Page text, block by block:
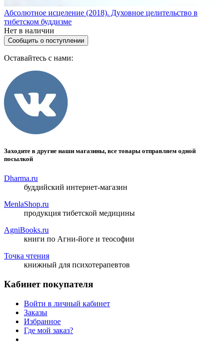
Абсолютное исцеление (2018). Духовное целительство в
тибетском буддизме
Нет в наличии
Сообщить о поступлении
Оставайтесь с нами:
Заходите в другие наши магазины, все товары отправляем одной
посылкой
Dharma.ru
буддийский интернет-магазин
MenlaShop.ru
продукция тибетской медицины
AgniBooks.ru
книги по Агни-йоге и теософии
Точка чтения
книжный для психотерапевтов
Кабинет покупателя
Войти в личный кабинет
Заказы
Избранное
Где мой заказ?